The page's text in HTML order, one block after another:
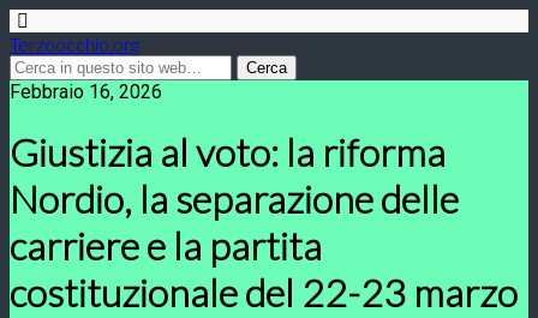
Terzoocchio.org
Febbraio 16, 2026
Giustizia al voto: la riforma
Nordio, la separazione delle
carriere e la partita
costituzionale del 22-23 marzo